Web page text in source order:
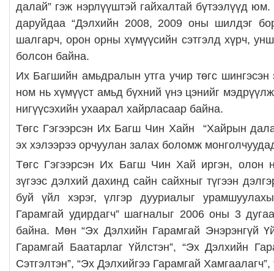
далай” гэж нэрлүүштэй гайхалтай бүтээлүүд
даруйдаа “Дэлхийн 2008, 2009 оны шилдэг
шалгарч, орон орны хүмүүсийн сэтгэлд хүрч,
болсон байна.
Их Багшийн амьдралын утга учир төгс шингэсэн
ном нь хүмүүст амьд бүхний үнэ цэнийг
нигүүсэхийн ухаарал хайрласаар байна.
Төгс Гэгээрсэн Их Багш Чин Хайн “Хайрын
эх хэлээрээ орчуулан залах боломж
Төгс Гэгээрсэн Их Багш Чин Хай иргэн, олон
зүгээс дэлхий дахинд сайн сайхныг түгээн
буй үйл хэрэг, үлгэр дууриалыг
Гарамгай удирдагч” шагналыг 2006 оны 3
байна. Мөн “Эх Дэлхийн Гарамгай Энэрэнгүй
Гарамгай Баатарлаг Үйлстэн”, “Эх Дэлхийн
Сэтгэлтэн”, “Эх Дэлхийгээ Гарамгай